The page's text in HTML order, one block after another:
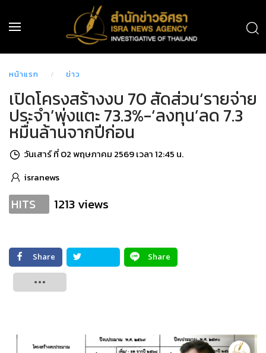
หน้าแรก ข่าว
เปิดโครงสร้างงบ 70 สัดส่วน‘รายจ่าย
ประจำ’พุ่งแตะ 73.3%-‘ลงทุน’ลด 7.3
หมื่นล้านจากปีก่อน
วันเสาร์ ที่ 02 พฤษภาคม 2569 เวลา 12:45 น.
isranews
HITS 1213 views
Share
Share